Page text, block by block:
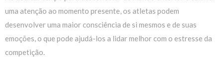
uma atenção ao momento presente, os atletas podem
desenvolver uma maior consciência de si mesmos e de suas
emoções, o que pode ajudá-los a lidar melhor com o estresse da
competição.